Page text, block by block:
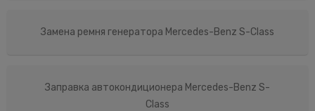
Замена ремня генератора Mercedes-Benz S-Class
Заправка автокондиционера Mercedes-Benz S-
Class